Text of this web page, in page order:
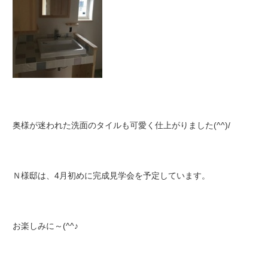
奥様が迷われた洗面のタイルも可愛く仕上がりました(^^)/
Ｎ様邸は、4月初めに完成見学会を予定しています。
お楽しみに～(^^♪